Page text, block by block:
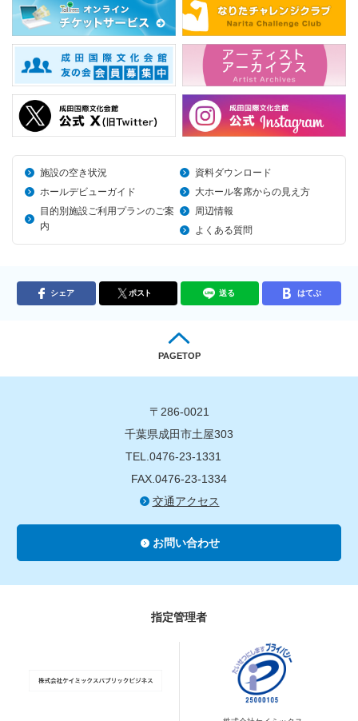
施設の空き状況
資料ダウンロード
ホールデビューガイド
大ホール客席からの見え方
目的別施設ご利用プランのご案
内
周辺情報
よくある質問
シェア ポスト 送る はてぶ
PAGETOP
〒286-0021
千葉県成田市土屋303
TEL.0476-23-1331
FAX.0476-23-1334
交通アクセス
お問い合わせ
指定管理者